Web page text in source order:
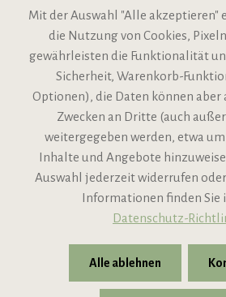
VIPINO Service
Informationen
Support
Mit der Auswahl "Alle akzeptieren"
die Nutzung von Cookies,
gewährleisten die Funktionalität
Sicherheit, Warenkorb-
Optionen), die Daten können aber
Zwecken an Dritte (auch
weitergegeben werden, etwa um
Inhalte und Angebote
Auswahl jederzeit widerrufen
Informationen finden Sie
Datenschutz-
Alle ablehnen